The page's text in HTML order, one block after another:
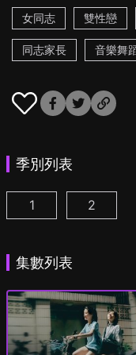
女同志
雙性戀
同志家長 音樂舞
季別列表
第一次遇見花香的
1 第一次遇
2
集數列表